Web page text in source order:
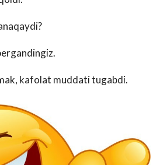
kafolat muddati tugabdi.